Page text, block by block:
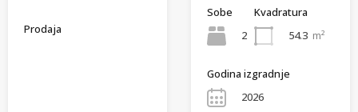
Prodaja
Sobe
2
Kvadratura
54.3 m²
Godina izgradnje
2026